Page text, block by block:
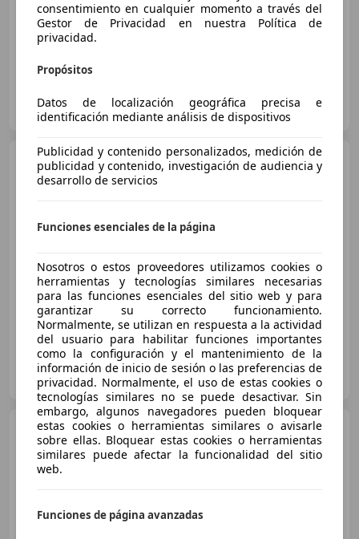
Ordenador
CARPLUS ALCOBENDAS
ES-28108 Alcobendas
Renault Clio dCi Evolution
74kW
€ 16.990
05/2025 8.331 km Diésel 74 kW (101 CV)
HR MOTOR PATERNA
ES-46988 PATERNA
Renault Clio Business dCi
66kW (90CV) -18
consentimiento en cualquier momento a través del
Gestor de Privacidad en nuestra Política de
privacidad.
Propósitos
Datos de localización geográfica precisa e
identificación mediante análisis de dispositivos
Publicidad y contenido personalizados, medición de
publicidad y contenido, investigación de audiencia y
desarrollo de servicios
Funciones esenciales de la página
Nosotros o estos proveedores utilizamos cookies o
herramientas y tecnologías similares necesarias
para las funciones esenciales del sitio web y para
garantizar su correcto funcionamiento.
Normalmente, se utilizan en respuesta a la actividad
del usuario para habilitar funciones importantes
como la configuración y el mantenimiento de la
información de inicio de sesión o las preferencias de
privacidad. Normalmente, el uso de estas cookies o
tecnologías similares no se puede desactivar. Sin
embargo, algunos navegadores pueden bloquear
estas cookies o herramientas similares o avisarle
sobre ellas. Bloquear estas cookies o herramientas
similares puede afectar la funcionalidad del sitio
web.
Funciones de página avanzadas